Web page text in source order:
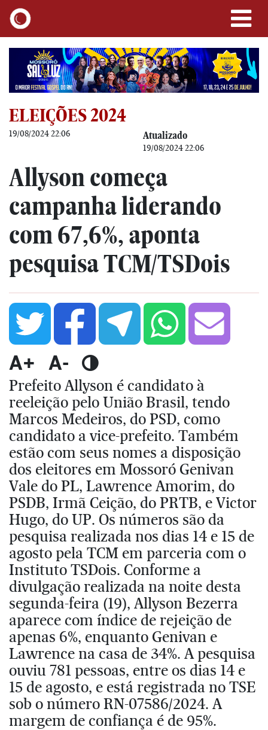
ELEIÇÕES 2024
19/08/2024 22:06 Atualizado
19/08/2024 22:06
Allyson começa
campanha liderando
com 67,6%, aponta
pesquisa TCM/TSDois
A+ A-
Prefeito Allyson é candidato à
reeleição pelo União Brasil, tendo
Marcos Medeiros, do PSD, como
candidato a vice-prefeito. Também
estão com seus nomes a disposição
dos eleitores em Mossoró Genivan
Vale do PL, Lawrence Amorim, do
PSDB, Irmã Ceição, do PRTB, e Victor
Hugo, do UP. Os números são da
pesquisa realizada nos dias 14 e 15 de
agosto pela TCM em parceria com o
Instituto TSDois. Conforme a
divulgação realizada na noite desta
segunda-feira (19), Allyson Bezerra
aparece com índice de rejeição de
apenas 6%, enquanto Genivan e
Lawrence na casa de 34%. A pesquisa
ouviu 781 pessoas, entre os dias 14 e
15 de agosto, e está registrada no TSE
sob o número RN-07586/2024. A
margem de confiança é de 95%.